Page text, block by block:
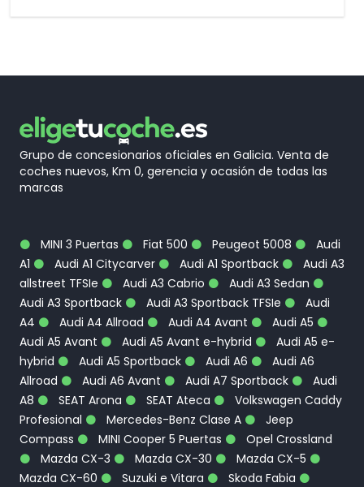
Grupo de concesionarios oficiales en Galicia. Venta de
coches nuevos, Km 0, gerencia y ocasión de todas las
marcas
MINI 3 Puertas Fiat 500 Peugeot 5008
Audi
A1
Audi A1 Citycarver Audi A1 Sportback
Audi A3
allstreet TFSIe
Audi A3 Cabrio
Audi A3 Sedan
Audi A3 Sportback
Audi A3 Sportback TFSIe
Audi
A4
Audi A4 Allroad Audi A4 Avant
Audi A5
Audi A5 Avant
Audi A5 Avant e-hybrid
Audi A5 e-
hybrid
Audi A5 Sportback Audi A6
Audi A6
Allroad
Audi A6 Avant Audi A7 Sportback
Audi
A8
SEAT Arona SEAT Ateca
Volkswagen Caddy
Profesional
Mercedes-Benz Clase A
Jeep
Compass
MINI Cooper 5 Puertas
Opel Crossland
Mazda CX-3
Mazda CX-30
Mazda CX-5
Mazda CX-60
Suzuki e Vitara
Skoda Fabia